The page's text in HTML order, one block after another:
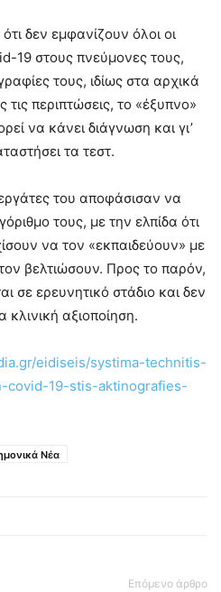
δεν εμφανίζουν όλοι οι
19 στους πνεύμονες τους,
τους, ιδίως στα αρχικά
περιπτώσεις, το «έξυπνο»
να κάνει διάγνωση και γι’
τα τεστ.
του αποφάσισαν να
τους, με την ελπίδα ότι
να τον «εκπαιδεύουν» με
βελτιώσουν. Προς το παρόν,
σε ερευνητικό στάδιο και δεν
κλινική αξιοποίηση.
eidiseis/systima-technitis-
covid-19-stis-aktinografies-
Νέα
Επόμενο άρθρο